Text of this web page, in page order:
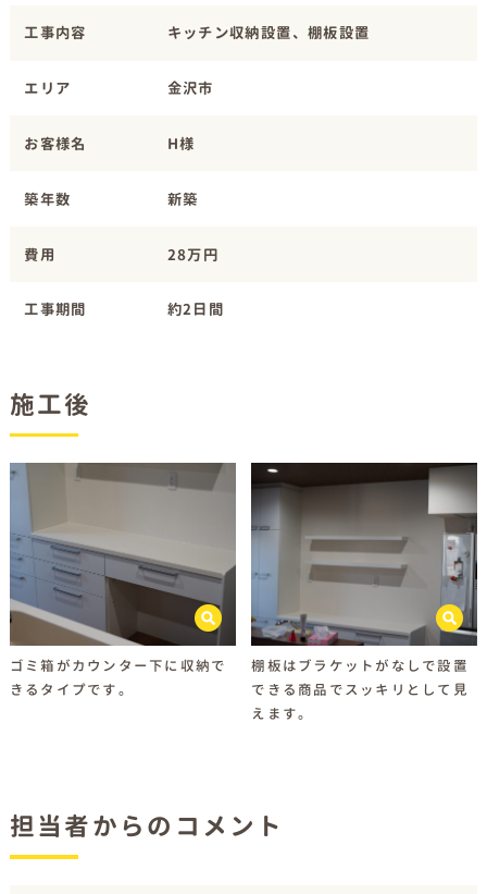
工事内容 キッチン収納設置、棚板設置
エリア 金沢市
お客様名 H様
築年数 新築
費用 28万円
工事期間 約2日間
施工後
ゴミ箱がカウンター下に収納で
きるタイプです。
棚板はブラケットがなしで設置
できる商品でスッキリとして見
えます。
担当者からのコメント